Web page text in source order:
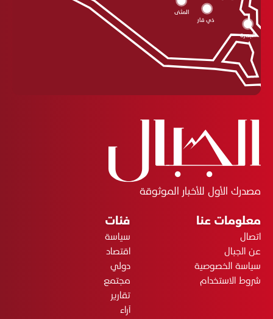
المثنى
ذي قار
البصرة
مصدرك الأول للأخبار الموثوقة
معلومات عنا
اتصال
عن الجبال
سياسة الخصوصية
شروط الاستخدام
فئات
سياسة
اقتصاد
دولي
مجتمع
تقارير
آراء